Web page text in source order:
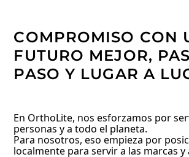
COMPROMISO CON
FUTURO MEJOR,
PASO Y LUGAR A
En OrthoLite, nos esforzamos por
personas y a todo el planeta.
Para nosotros, eso empieza por
localmente para servir a las marcas y